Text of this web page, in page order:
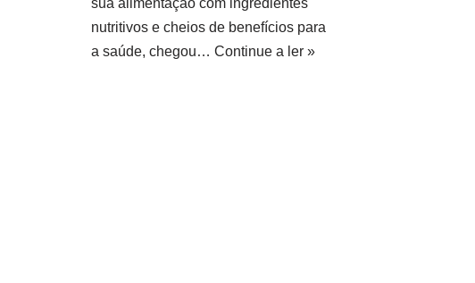
nutritivos e cheios de benefícios para
a saúde, chegou… Continue a ler »